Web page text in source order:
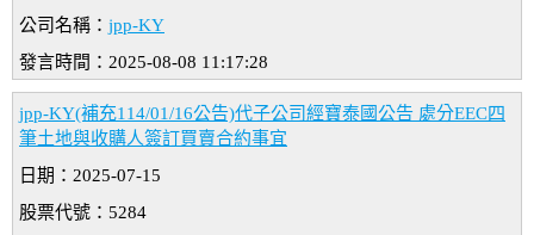
公司名稱： jpp-KY
發言時間：2025-08-08 11:17:28
jpp-KY(補充114/01/16公告)代子公司經寶泰國公告 處分EEC四
筆土地與收購人簽訂買賣合約事宜
日期：2025-07-15
股票代號：5284